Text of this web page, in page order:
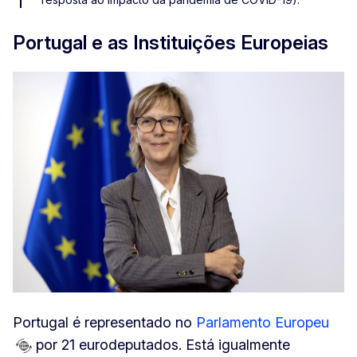
Portugal e as Instituições Europeias
Portugal é representado no Parlamento Europeu
por 21 eurodeputados. Está igualmente